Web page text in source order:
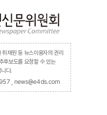
취재원 등 뉴스이용자의 권리
후보도를 요청할 수 있는
다.
, news@e4ds.com